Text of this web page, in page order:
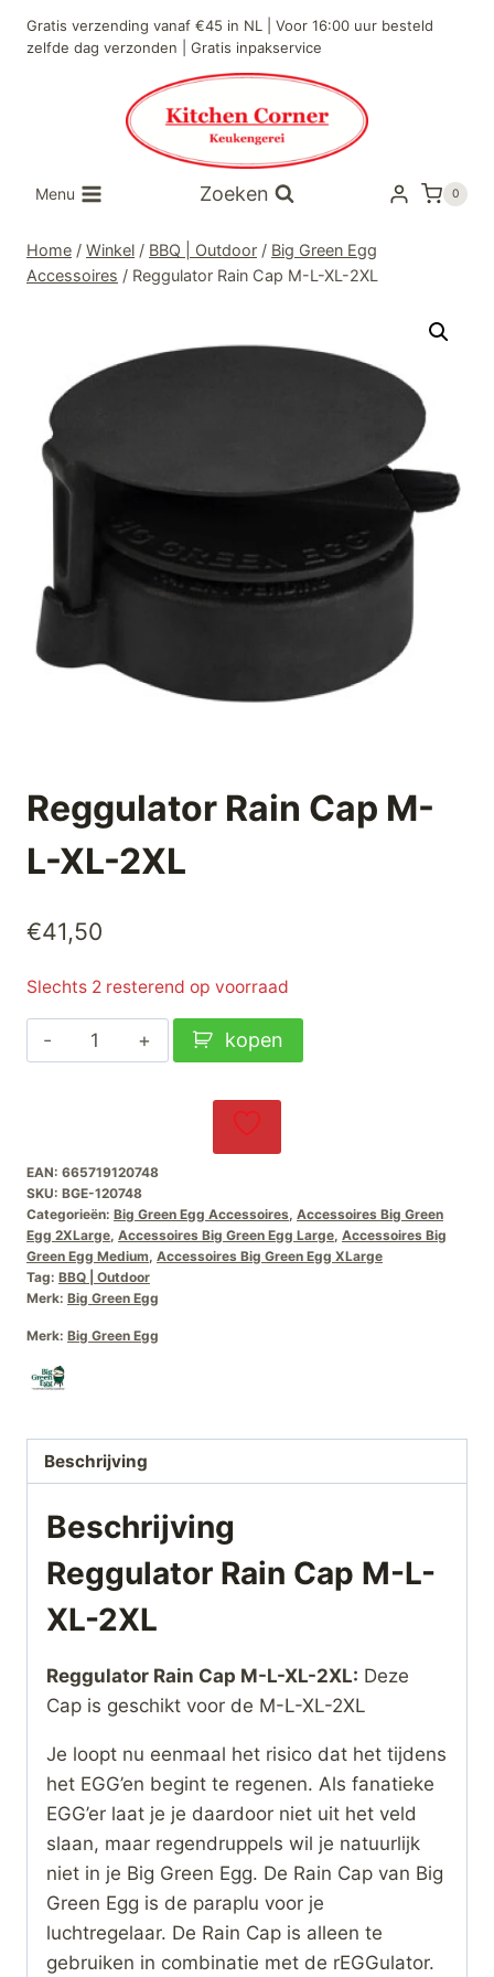
naar
Gratis verzending vanaf €45 in NL | Voor 16:00 uur besteld
zelfde dag verzonden | Gratis inpakservice
Menu Zoeken 0
Home / Winkel / BBQ | Outdoor / Big Green Egg
Accessoires / Reggulator Rain Cap M-L-XL-2XL
Reggulator Rain Cap M-
L-XL-2XL
€41,50
Slechts 2 resterend op voorraad
Reggulator
Rain
XL-
2XL
aantal
kopen
EAN: 665719120748
SKU: BGE-120748
Categorieën: Big Green Egg Accessoires, Accessoires Big Green
Egg 2XLarge, Accessoires Big Green Egg Large, Accessoires Big
Green Egg Medium, Accessoires Big Green Egg XLarge
Tag: BBQ | Outdoor
Merk: Big Green Egg
Merk: Big Green Egg
Beschrijving
Beschrijving
Reggulator Rain Cap M-L-
XL-2XL
Reggulator Rain Cap M-L-XL-2XL: Deze
Cap is geschikt voor de M-L-XL-2XL
Je loopt nu eenmaal het risico dat het tijdens
het EGG’en begint te regenen. Als fanatieke
EGG’er laat je je daardoor niet uit het veld
slaan, maar regendruppels wil je natuurlijk
niet in je Big Green Egg. De Rain Cap van Big
Green Egg is de paraplu voor je
luchtregelaar. De Rain Cap is alleen te
gebruiken in combinatie met de rEGGulator.